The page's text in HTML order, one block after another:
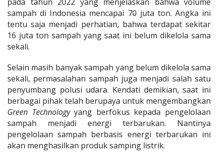
sampah di Indonesia mencapai 70 juta ton. Angka ini
tentu saja menjadi perhatian, bahwa terdapat sekitar
16 juta ton sampah yang saat ini belum dikelola sama
sekali.
Selain masih banyak sampah yang belum dikelola sama
sekali, permasalahan sampah juga menjadi salah satu
penyumbang polusi udara. Kendati demikian, saat ini
berbagai pihak telah berupaya untuk mengembangkan
Green Technologyyang berfokus kepada pengelolaan
sampah menjadi energi terbarukan. Nantinya
pengelolaan sampah berbasis energi terbarukan ini
akan menghasilkan produk samping listrik.